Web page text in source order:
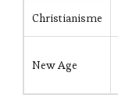
Christianisme
New Age